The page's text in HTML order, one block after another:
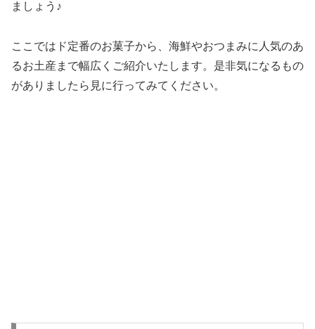
ましょう♪
ここではド定番のお菓子から、海鮮やおつまみに人気のあ
るお土産まで幅広くご紹介いたします。是非気になるもの
がありましたら見に行ってみてください。